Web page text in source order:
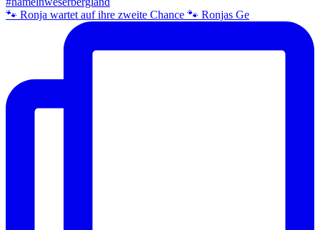
🐾 Ronja wartet auf ihre zweite Chance 🐾 Ronjas Ge